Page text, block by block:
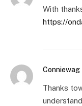
With
https://
Conniewag
Thanks